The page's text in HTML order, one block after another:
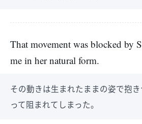
That movement was blocked by
me in her natural form.
その動きは生まれたままの姿で抱
って阻まれてしまった。